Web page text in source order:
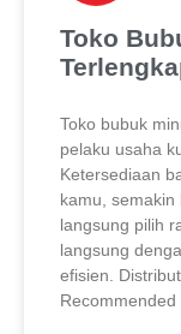
Toko
Toko bubuk
pelaku usaha
Ketersediaan
kamu,
langsung pilih
langsung
efisien.
Recommended